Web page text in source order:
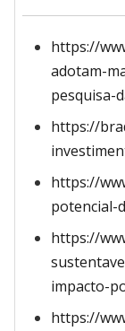
https://
adotam-
pesquisa-
https://
https://
potencial-
https://
impacto-
https://